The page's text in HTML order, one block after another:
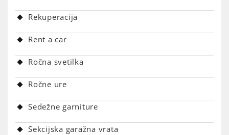
Rekuperacija
Rent a car
Ročna svetilka
Ročne ure
Sedežne garniture
Sekcijska garažna vrata